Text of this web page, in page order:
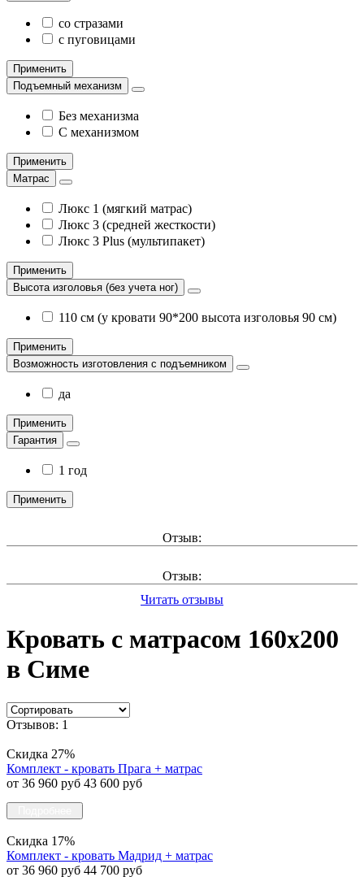
со стразами
с пуговицами
Применить
Подъемный механизм
Без механизма
С механизмом
Применить
Матрас
Люкс 1 (мягкий матрас)
Люкс 3 (средней жесткости)
Люкс 3 Plus (мультипакет)
Применить
Высота изголовья (без учета ног)
110 см (у кровати 90*200 высота изголовья 90 см)
Применить
Возможность изготовления с подъемником
да
Применить
Гарантия
1 год
Применить
Отзыв:
Отзыв:
Читать отзывы
Кровать с матрасом 160х200
в Симе
Отзывов: 1
Скидка 27%
Комплект - кровать Прага + матрас
от 36 960 руб 43 600 руб
Скидка 17%
Комплект - кровать Мадрид + матрас
от 36 960 руб 44 700 руб